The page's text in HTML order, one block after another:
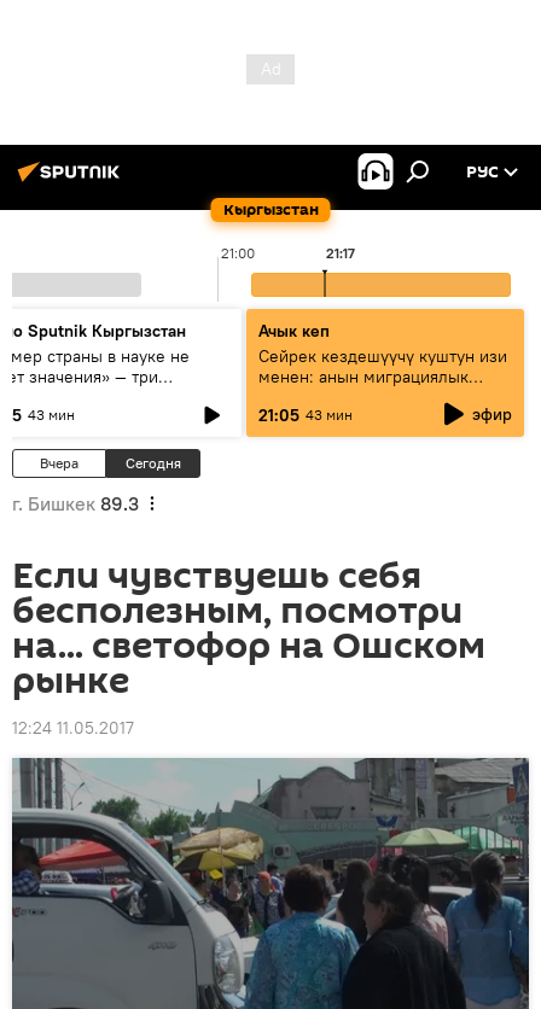
Кыргызстан
РУС
21:00 21:17
Sputnik Кыргызстан
страны в науке не
значения» — три
и Кыргызстана в
43 мин
Ачык кеп
Сейрек кездешүүчү куштун изи
менен: анын миграциялык
жолу эмнеден кабар берет?
21:05 43 мин эфир
Вчера Сегодня
г. Бишкек 89.3
Если чувствуешь себя
бесполезным, посмотри
на... светофор на Ошском
рынке
12:24 11.05.2017